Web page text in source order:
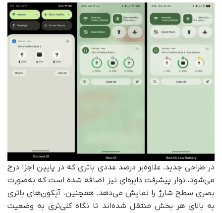
در طراحی جدید، علاوه‌بر درصد عددی باتری که در پایین اجزا درج
می‌شود، نوار پیشرفت دایره‌ای نیز اضافه شده است که به‌صورت
بصری سطح شارژ را نمایش می‌دهد. همچنین، آیکون‌های باتری
به بالای هر بخش منتقل شده‌اند تا نگاه کلی‌تری به وضعیت